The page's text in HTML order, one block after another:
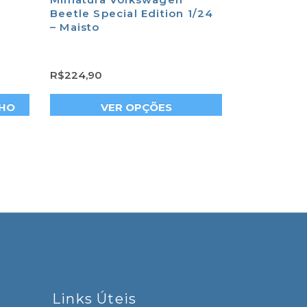
Beetle Special Edition 1/24
– Maisto
R$224,90
VER OPÇÕES
Links Úteis